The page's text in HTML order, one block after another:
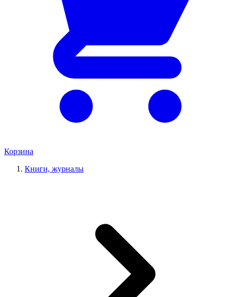
Корзина
Книги, журналы